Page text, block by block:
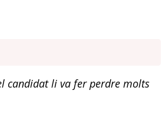
candidat li va fer perdre molts